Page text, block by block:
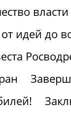
идей до